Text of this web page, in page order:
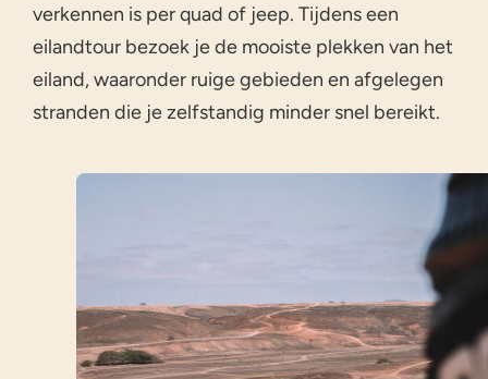
verkennen is per quad of jeep. Tijdens een
eilandtour bezoek je de mooiste plekken van het
eiland, waaronder ruige gebieden en afgelegen
stranden die je zelfstandig minder snel bereikt.